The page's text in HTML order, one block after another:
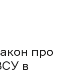
про
в